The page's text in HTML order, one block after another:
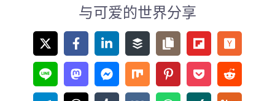
与可爱的世界分享